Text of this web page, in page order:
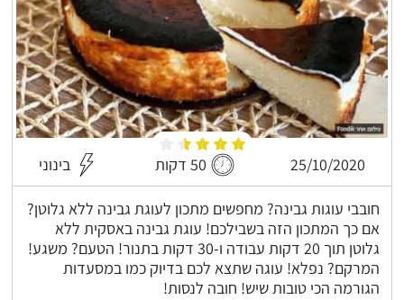
25/10/2020 50 דקות בינוני
חובבי עוגות גבינה? מחפשים מתכון לעוגת גבינה ללא גלוטן?
אם כך המתכון הזה בשבילכם! עוגת גבינה באסקית ללא
גלוטן תוך 20 דקות עבודה ו-30 דקות בתנור! הטעם? משגע!
המרקם? נפלא! עוגה שתצא לכם בדיוק כמו במסעדות
הגורמה הכי טובות שיש! חובה לנסות!